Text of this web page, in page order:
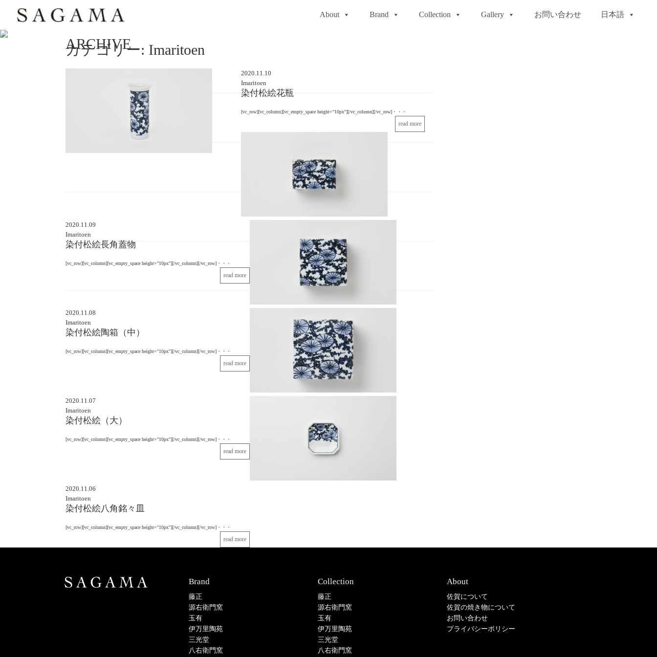
About Brand Collection Gallery お問い合わせ 日本語
ARCHIVE
カテゴリー: Imaritoen
2020.11.10
Imaritoen
染付松絵花瓶
[vc_row][vc_column][vc_empty_space height="10px"][/vc_column][/vc_row]・・・
read more
2020.11.09
Imaritoen
染付松絵長角蓋物
[vc_row][vc_column][vc_empty_space height="10px"][/vc_column][/vc_row]・・・
read more
2020.11.08
Imaritoen
染付松絵陶箱（中）
[vc_row][vc_column][vc_empty_space height="10px"][/vc_column][/vc_row]・・・
read more
2020.11.07
Imaritoen
染付松絵（大）
[vc_row][vc_column][vc_empty_space height="10px"][/vc_column][/vc_row]・・・
read more
2020.11.06
Imaritoen
染付松絵八角銘々皿
[vc_row][vc_column][vc_empty_space height="10px"][/vc_column][/vc_row]・・・
read more
Brand
藤正
源右衛門窯
玉有
伊万里陶苑
三光堂
八右衛門窯
Collection
藤正
源右衛門窯
玉有
伊万里陶苑
三光堂
八右衛門窯
About
佐賀について
佐賀の焼き物について
お問い合わせ
プライバシーポリシー